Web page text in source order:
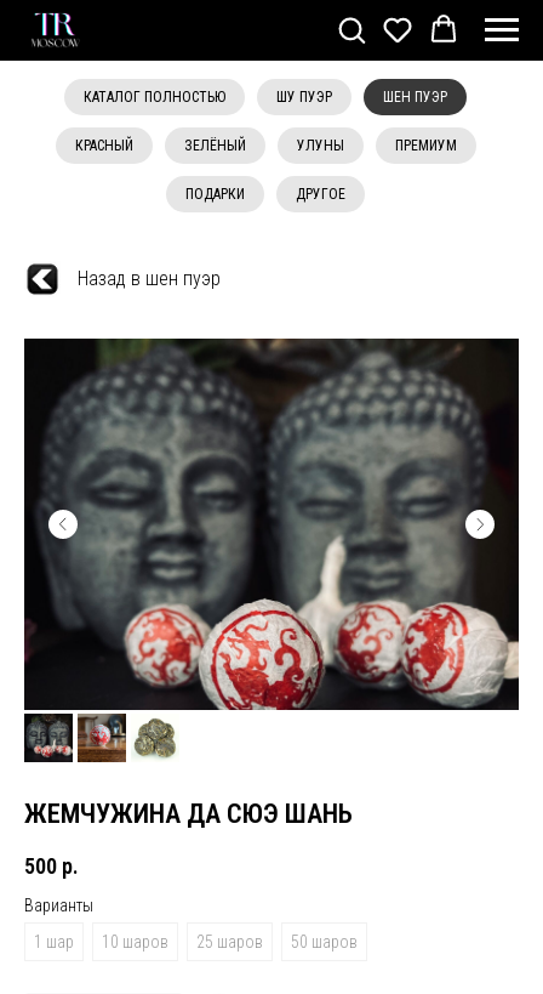
КАТАЛОГ ПОЛНОСТЬЮ ШУ ПУЭР ШЕН ПУЭР
КРАСНЫЙ ЗЕЛЁНЫЙ УЛУНЫ ПРЕМИУМ
ПОДАРКИ ДРУГОЕ
Назад в шен пуэр
ЖЕМЧУЖИНА ДА СЮЭ ШАНЬ
500 р.
Варианты
1 шар
10 шаров 25 шаров 50 шаров